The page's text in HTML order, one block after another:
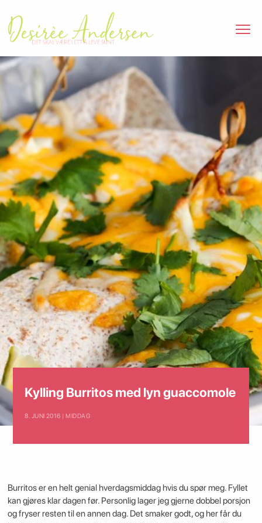
Kylling Burritos med lyn guaccomole
8. JUNI 2016 | MIDDAG
Burritos er en helt genial hverdagsmiddag hvis du spør meg. Fyllet
kan gjøres klar dagen før. Personlig lager jeg gjerne dobbel porsjon
og fryser resten til en annen dag. Det smaker godt, og her får du